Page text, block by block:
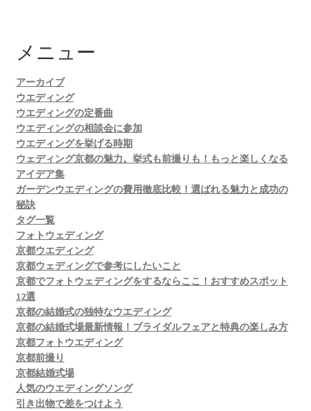
メニュー
アーカイブ
ウエディング
ウエディングの定番曲
ウエディングの相談会に参加
ウエディングを挙げる時期
ウェディング京都の魅力。挙式も前撮りも！もっと楽しくなる
アイデア集
ガーデンウエディングの費用徹底比較！選ばれる魅力と成功の
秘訣
タグ一覧
フォトウェディング
京都ウエディング
京都ウェディングで参考にしたいこと
京都でフォトウェディングをするならここ！おすすめスポット
12選
京都の結婚式の独特なウエディング
京都の結婚式場最新情報！ブライダルフェアと特典の楽しみ方
京都フォトウエディング
京都前撮り
京都結婚式場
人気のウエディングソング
引き出物で差をつけよう